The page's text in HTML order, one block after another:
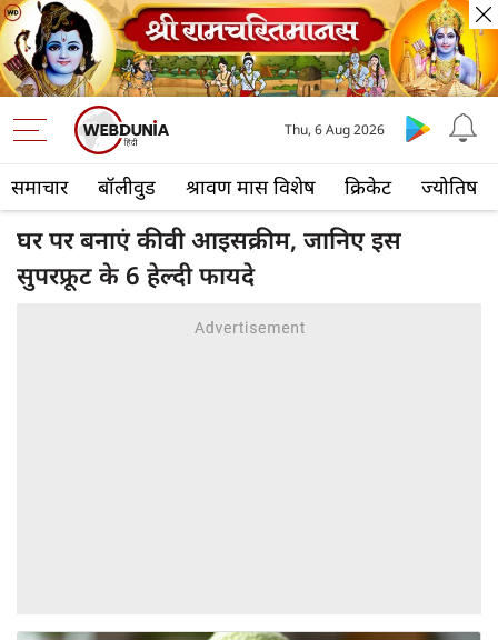
समाचार बॉलीवुड श्रावण मास विशेष क्रिकेट ज्योतिष
Thu, 6 Aug 2026
घर पर बनाएं कीवी आइसक्रीम, जानिए इस
सुपरफ्रूट के 6 हेल्दी फायदे